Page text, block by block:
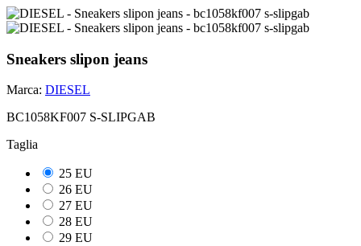
Sneakers slipon jeans
Marca: DIESEL
BC1058KF007 S-SLIPGAB
Taglia
25 EU
26 EU
27 EU
28 EU
29 EU